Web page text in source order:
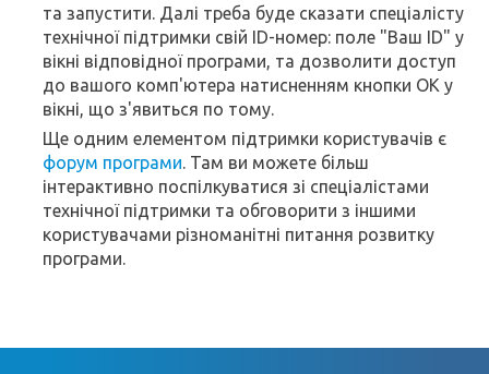
та запустити. Далі треба буде сказати спеціалісту
технічної підтримки свій ID-номер: поле "Ваш ID" у
вікні відповідної програми, та дозволити доступ
до вашого комп'ютера натисненням кнопки ОК у
вікні, що з'явиться по тому.
Ще одним елементом підтримки користувачів є
форум програми. Там ви можете більш
інтерактивно поспілкуватися зі спеціалістами
технічної підтримки та обговорити з іншими
користувачами різноманітні питання розвитку
програми.